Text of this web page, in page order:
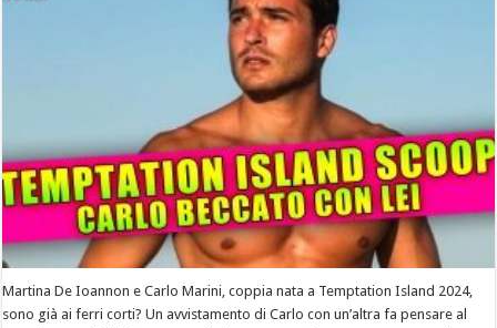
Martina De Ioannon e Carlo Marini, coppia nata a Temptation Island 2024,
sono già ai ferri corti? Un avvistamento di Carlo con un’altra fa pensare al